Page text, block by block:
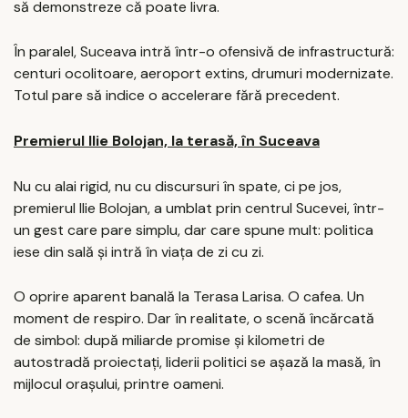
să demonstreze că poate livra.
În paralel, Suceava intră într-o ofensivă de infrastructură:
centuri ocolitoare, aeroport extins, drumuri modernizate.
Totul pare să indice o accelerare fără precedent.
Premierul Ilie Bolojan, la terasă, în Suceava
Nu cu alai rigid, nu cu discursuri în spate, ci pe jos,
premierul Ilie Bolojan, a umblat prin centrul Sucevei, într-
un gest care pare simplu, dar care spune mult: politica
iese din sală și intră în viața de zi cu zi.
O oprire aparent banală la Terasa Larisa. O cafea. Un
moment de respiro. Dar în realitate, o scenă încărcată
de simbol: după miliarde promise și kilometri de
autostradă proiectați, liderii politici se așază la masă, în
mijlocul orașului, printre oameni.